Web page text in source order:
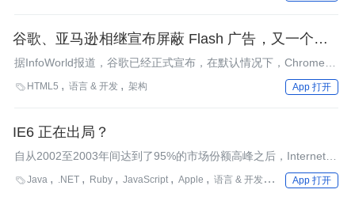
谷歌、亚马逊相继宣布屏蔽 Flash 广告，又一个时代
行将结束？
据InfoWorld报道，谷歌已经正式宣布，在默认情况下，Chrome将
不再自动播放Web页面上非必要的Flash内容（主要是在线广
告），而像嵌入式视频播放器这样的必要Flash内容将不受影响。
 HTML5 语言 & 开发 架构 App 打开
IE6 正在出局？
自从2002至2003年间达到了95%的市场份额高峰之后，Internet
Ecplorer 6（IE6）的市场份额正在快速下降。到2008年底的时
候，很多重要的在线服务、厂商和Web框架将要放弃支持IE6。今
Java .NET Ruby JavaScript Apple 语言 & 开发 架构 App 打开